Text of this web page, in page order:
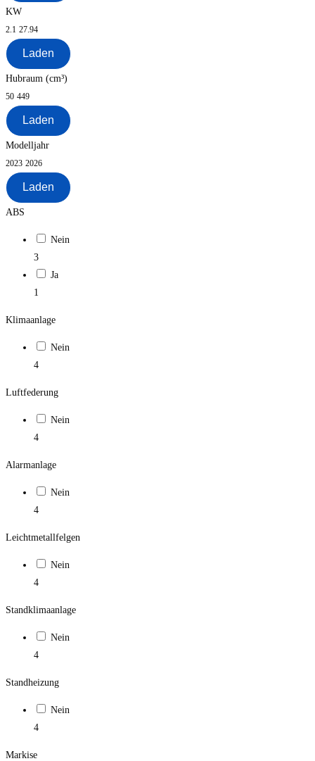
KW
2.1 27.94
Laden
Hubraum (cm³)
50 449
Laden
Modelljahr
2023 2026
Laden
ABS
Nein
3
Ja
1
Klimaanlage
Nein
4
Luftfederung
Nein
4
Alarmanlage
Nein
4
Leichtmetallfelgen
Nein
4
Standklimaanlage
Nein
4
Standheizung
Nein
4
Markise